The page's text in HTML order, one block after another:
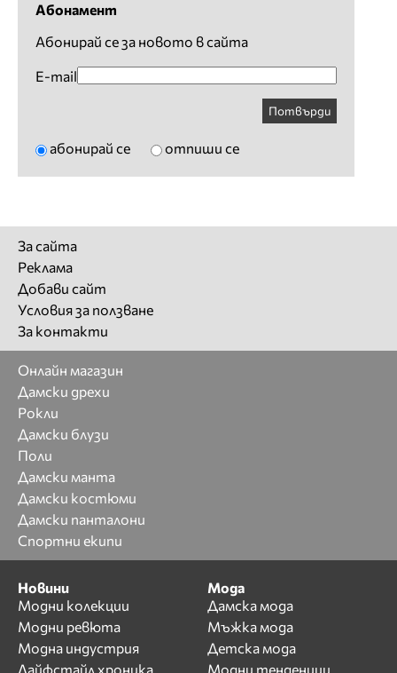
Абонамент
Абонирай се за новото в сайта
E-mail
Потвърди
абонирай се отпиши се
За сайта
Реклама
Добави сайт
Условия за ползване
За контакти
Онлайн магазин
Дамски дрехи
Рокли
Дамски блузи
Поли
Дамски манта
Дамски костюми
Дамски панталони
Спортни екипи
Новини
Модни колекции
Модни ревюта
Модна индустрия
Лайфстайл хроника
Мода
Дамска мода
Мъжка мода
Детска мода
Модни тенденции